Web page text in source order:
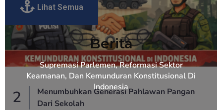
Supremasi Parlemen, Reformasi Sektor
Keamanan, Dan Kemunduran Konstitusional Di
Indonesia
Lihat Semua
Berita
2
Menumbuhkan Generasi Pahlawan Pangan
Dari Sekolah